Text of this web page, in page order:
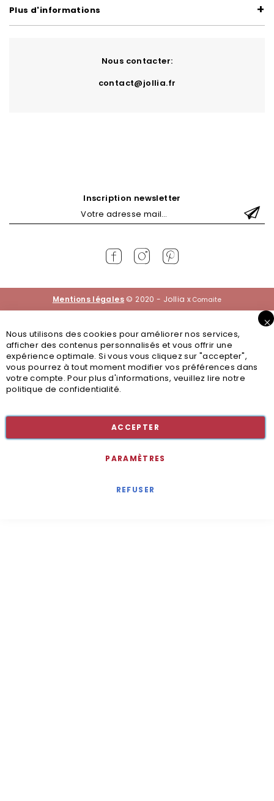
Inscription newsletter
Plus d'informations
Nous contacter:
contact@jollia.fr
Mentions légales © 2020 - Jollia xComaite
Nous utilisons des cookies pour améliorer nos services,
afficher des contenus personnalisés et vous offrir une
expérience optimale. Si vous vous cliquez sur "accepter",
vous pourrez à tout moment modifier vos préférences dans
votre compte. Pour plus d'informations, veuillez lire notre
politique de confidentialité.
ACCEPTER
PARAMÈTRES
REFUSER